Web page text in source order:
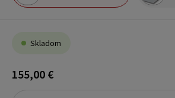
Skladom
155,00 €